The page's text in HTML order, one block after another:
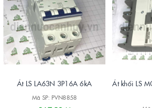
Át LS LA63N 3P16A 6kA
Mã SP: PVN8858
Át khối LS